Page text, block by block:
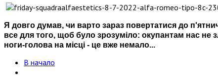
Я довго думав, чи варто зараз повертатися до
все для того, щоб було зрозуміло: окупантам нас
ноги-голова на місці - це вже немало...
В начало